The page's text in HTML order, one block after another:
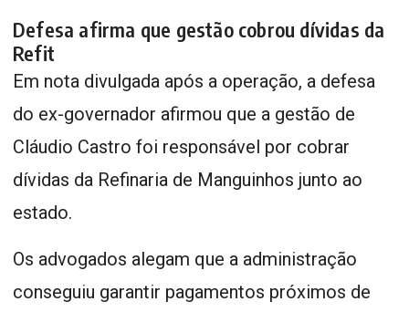
Defesa afirma que gestão cobrou dívidas da
Refit
Em nota divulgada após a operação, a defesa
do ex-governador afirmou que a gestão de
Cláudio Castro foi responsável por cobrar
dívidas da Refinaria de Manguinhos junto ao
estado.
Os advogados alegam que a administração
conseguiu garantir pagamentos próximos de